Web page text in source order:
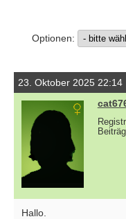
Optionen:
23. Oktober 2025 22:14
Hallo.